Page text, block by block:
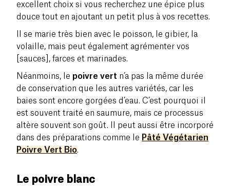
excellent choix si vous recherchez une épice plus
douce tout en ajoutant un petit plus à vos recettes.
Il se marie très bien avec le poisson, le gibier, la
volaille, mais peut également agrémenter vos
[sauces], farces et marinades.
Néanmoins, le poivre vert n’a pas la même durée
de conservation que les autres variétés, car les
baies sont encore gorgées d’eau. C’est pourquoi il
est souvent traité en saumure, mais ce processus
altère souvent son goût. Il peut aussi être incorporé
dans des préparations comme le Pâté Végétarien
Poivre Vert Bio.
Le poivre blanc